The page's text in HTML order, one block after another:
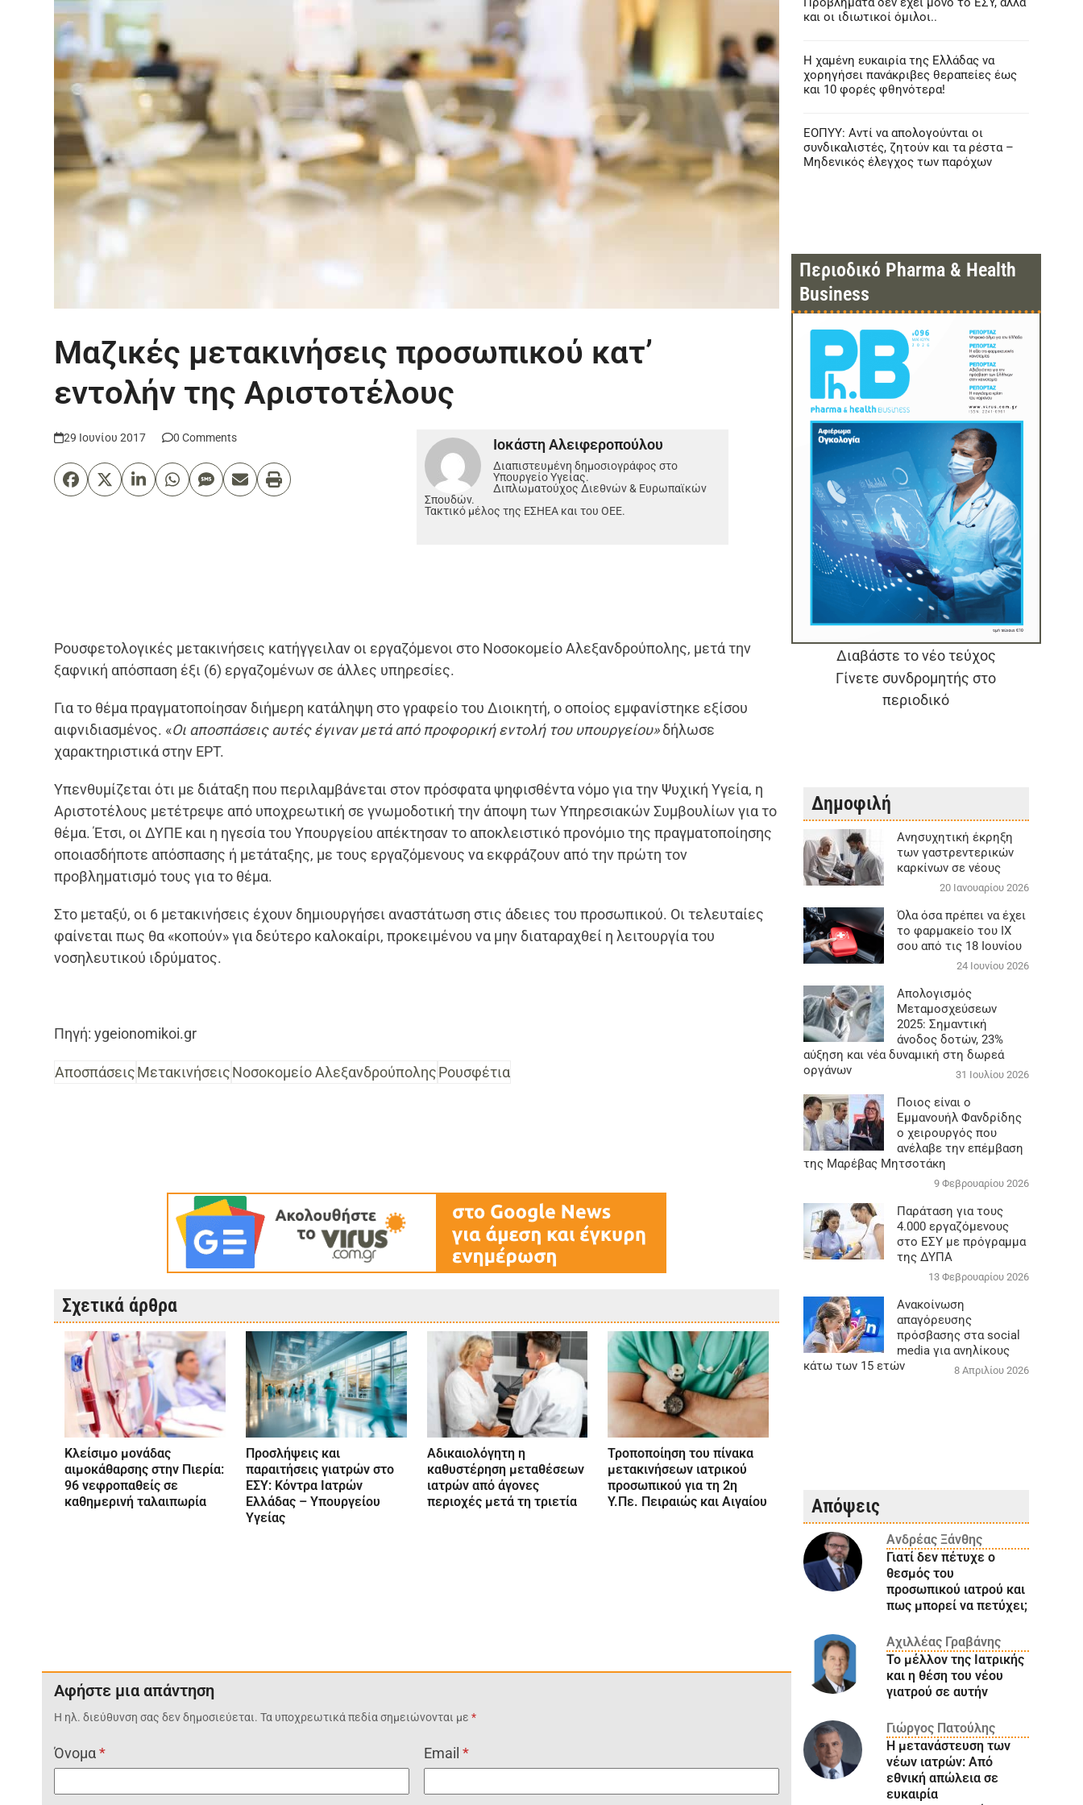
Μαζικές μετακινήσεις προσωπικού κατ’
εντολήν της Αριστοτέλους
29 Ιουνίου 2017 0 Comments Ιοκάστη Αλειφεροπούλου
Διαπιστευμένη δημοσιογράφος στο
Υπουργείο Υγείας.
Διπλωματούχος Διεθνών & Ευρωπαϊκών
Σπουδών.
Τακτικό μέλος της ΕΣΗΕΑ και του ΟΕΕ.
Ρουσφετολογικές μετακινήσεις κατήγγειλαν οι εργαζόμενοι στο Νοσοκομείο Αλεξανδρούπολης, μετά την
ξαφνική απόσπαση έξι (6) εργαζομένων σε άλλες υπηρεσίες.
Για το θέμα πραγματοποίησαν διήμερη κατάληψη στο γραφείο του Διοικητή, ο οποίος εμφανίστηκε εξίσου
αιφνιδιασμένος. «Οι αποσπάσεις αυτές έγιναν μετά από προφορική εντολή του υπουργείου»δήλωσε
χαρακτηριστικά στην ΕΡΤ.
Υπενθυμίζεται ότι με διάταξη που περιλαμβάνεται στον πρόσφατα ψηφισθέντα νόμο για την Ψυχική Υγεία, η
Αριστοτέλους μετέτρεψε από υποχρεωτική σε γνωμοδοτική την άποψη των Υπηρεσιακών Συμβουλίων για το
θέμα. Έτσι, οι ΔΥΠΕ και η ηγεσία του Υπουργείου απέκτησαν το αποκλειστικό προνόμιο της πραγματοποίησης
οποιασδήποτε απόσπασης ή μετάταξης, με τους εργαζόμενους να εκφράζουν από την πρώτη τον
προβληματισμό τους για το θέμα.
Στο μεταξύ, οι 6 μετακινήσεις έχουν δημιουργήσει αναστάτωση στις άδειες του προσωπικού. Οι τελευταίες
φαίνεται πως θα «κοπούν» για δεύτερο καλοκαίρι, προκειμένου να μην διαταραχθεί η λειτουργία του
νοσηλευτικού ιδρύματος.
Πηγή: ygeionomikoi.gr
ΑποσπάσειςΜετακινήσειςΝοσοκομείο ΑλεξανδρούποληςΡουσφέτια
Σχετικά άρθρα
Κλείσιμο μονάδας
αιμοκάθαρσης στην Πιερία:
96 νεφροπαθείς σε
καθημερινή ταλαιπωρία
Προσλήψεις και
παραιτήσεις γιατρών στο
ΕΣΥ: Κόντρα Ιατρών
Ελλάδας – Υπουργείου
Υγείας
Αδικαιολόγητη η
καθυστέρηση μεταθέσεων
ιατρών από άγονες
περιοχές μετά τη τριετία
Τροποποίηση του πίνακα
μετακινήσεων ιατρικού
προσωπικού για τη 2η
Υ.Πε. Πειραιώς και Αιγαίου
Αφήστε μια απάντηση
Η ηλ. διεύθυνση σας δεν δημοσιεύεται. Τα υποχρεωτικά πεδία σημειώνονται με*
Όνομα* Email*
και οι ιδιωτικοί όμιλοι..
Η χαμένη ευκαιρία της Ελλάδας να
χορηγήσει πανάκριβες θεραπείες έως
και 10 φορές φθηνότερα!
ΕΟΠΥΥ: Αντί να απολογούνται οι
συνδικαλιστές, ζητούν και τα ρέστα –
Μηδενικός έλεγχος των παρόχων
Περιοδικό Pharma & Health
Business
Διαβάστε το νέο τεύχος
Γίνετε συνδρομητής στο
περιοδικό
Δημοφιλή
Aνησυχητική έκρηξη
των γαστρεντερικών
καρκίνων σε νέους
20 Ιανουαρίου 2026
Όλα όσα πρέπει να έχει
το φαρμακείο του ΙΧ
σου από τις 18 Ιουνίου
24 Ιουνίου 2026
Απολογισμός
Μεταμοσχεύσεων
2025: Σημαντική
άνοδος δοτών, 23%
αύξηση και νέα δυναμική στη δωρεά
οργάνων
31 Ιουλίου 2026
Ποιος είναι ο
Εμμανουήλ Φανδρίδης
ο χειρουργός που
ανέλαβε την επέμβαση
της Μαρέβας Μητσοτάκη
9 Φεβρουαρίου 2026
Παράταση για τους
4.000 εργαζόμενους
στο ΕΣΥ με πρόγραμμα
της ΔΥΠΑ
13 Φεβρουαρίου 2026
Ανακοίνωση
απαγόρευσης
πρόσβασης στα social
media για ανηλίκους
κάτω των 15 ετών
8 Απριλίου 2026
Απόψεις
Ανδρέας Ξάνθης
Γιατί δεν πέτυχε ο
θεσμός του
προσωπικού ιατρού και
πως μπορεί να πετύχει;
Αχιλλέας Γραβάνης
Το μέλλον της Ιατρικής
και η θέση του νέου
γιατρού σε αυτήν
Γιώργος Πατούλης
Η μετανάστευση των
νέων ιατρών: Aπό
εθνική απώλεια σε
ευκαιρία